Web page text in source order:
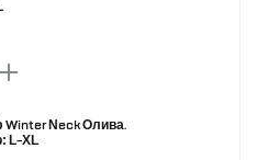
Neck Олива.
L-XL